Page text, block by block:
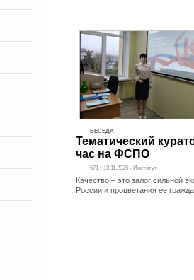
БЕСЕДА
Тематический
час на ФСПО
671 • 13.11.2025 - Институт
Качество – это залог сильной
России и процветания ее